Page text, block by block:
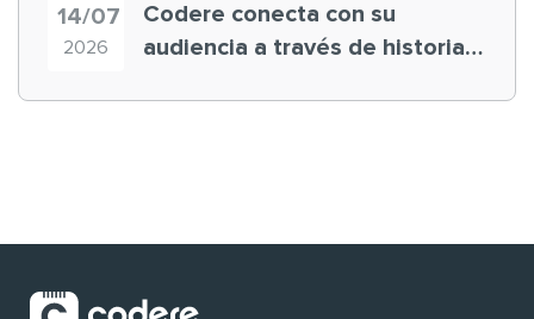
14/07
2026
Codere conecta con su
audiencia a través de historias